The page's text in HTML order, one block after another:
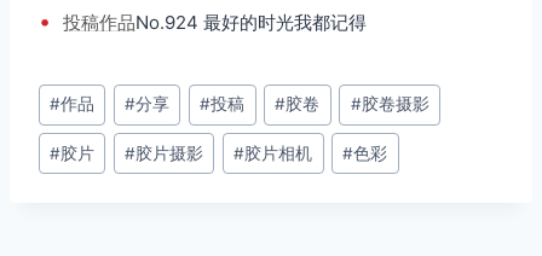
• 投稿作品No.924 最好的时光我都记得
文
章
标
#作品 #分享 #投稿 #胶卷 #胶卷摄影
#胶片 #胶片摄影 #胶片相机 #色彩